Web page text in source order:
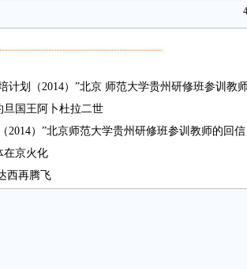
4
计划（2014）”北京 师范大学贵州研修班参训教
旦国王阿卜杜拉二世
2014）”北京师范大学贵州研修班参训教师的回信
在京火化
西再腾飞